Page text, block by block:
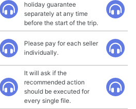
holiday guarantee
separately at any time
before the start of the trip.
Please pay for each seller
individually.
It will ask if the
recommended action
should be executed for
every single file.